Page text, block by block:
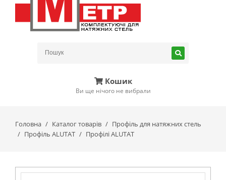
Кошик
Ви ще нічого не вибрали
Головна Каталог товарів
Профіль для натяжних стель
Профіль ALUTAT
Профілі ALUTAT